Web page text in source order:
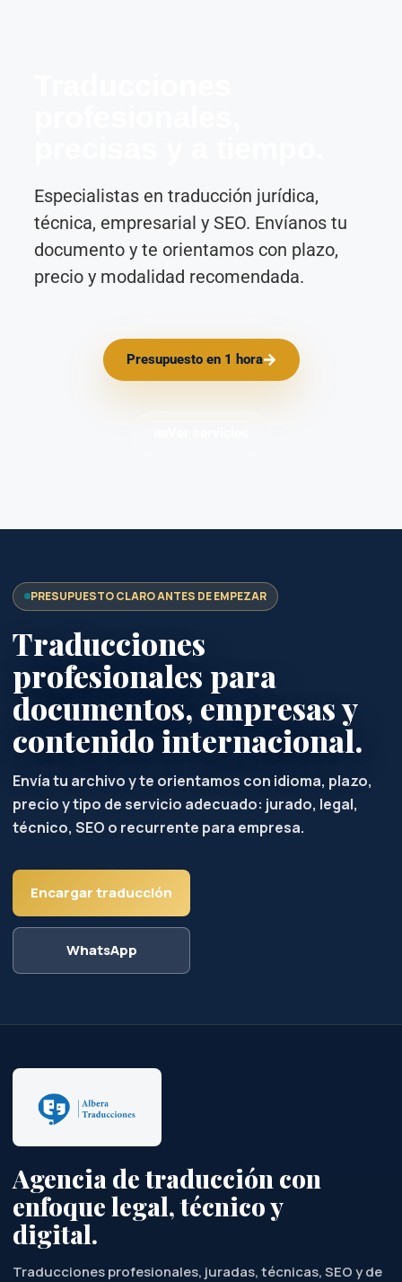
Especialistas en traducción jurídica,
técnica, empresarial y SEO. Envíanos tu
documento y te orientamos con plazo,
precio y modalidad recomendada.
Presupuesto en 1 hora
PRESUPUESTO CLARO ANTES DE EMPEZAR
Traducciones
profesionales para
documentos, empresas y
contenido internacional.
Envía tu archivo y te orientamos con idioma, plazo,
precio y tipo de servicio adecuado: jurado, legal,
técnico, SEO o recurrente para empresa.
Encargar traducción
WhatsApp
Agencia de traducción con
enfoque legal, técnico y
digital.
Traducciones profesionales, juradas, técnicas, SEO y de